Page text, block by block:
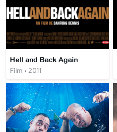
Hell and Back Again
Film • 2011